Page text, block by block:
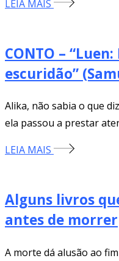
LEIA MAIS
CONTO –
escuridão”
Alika, não sabia o que
ela passou a prestar
LEIA MAIS
Alguns livros
antes de morrer
A morte dá alusão ao